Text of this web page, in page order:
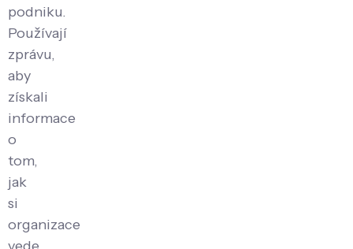
podniku.
Používají
zprávu,
aby
získali
informace
o
tom,
jak
si
organizace